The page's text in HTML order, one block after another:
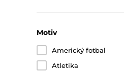
Motiv
Americký fotbal
Atletika